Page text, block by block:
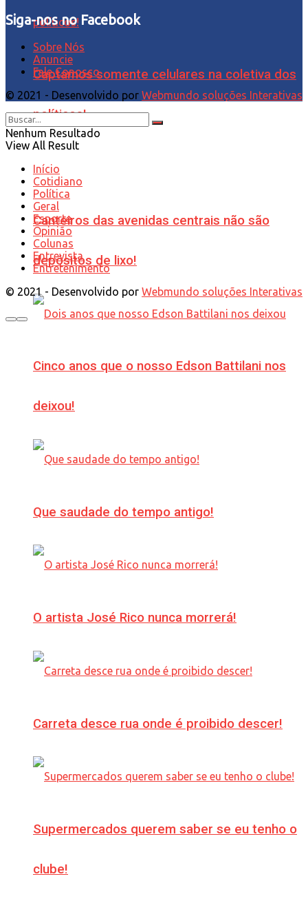
Captamos somente celulares na coletiva dos
políticos!
Canteiros das avenidas centrais não são
depósitos de lixo!
Cinco anos que o nosso Edson Battilani nos
deixou!
Que saudade do tempo antigo!
O artista José Rico nunca morrerá!
Carreta desce rua onde é proibido descer!
Supermercados querem saber se eu tenho o
clube!
Siga-nos no Facebook
Sobre Nós
Anuncie
Fale Conosco
© 2021 - Desenvolvido por Webmundo soluções Interativas
Nenhum Resultado
View All Result
Início
Cotidiano
Política
Geral
Esporte
Opinião
Colunas
Entrevista
Entretenimento
© 2021 - Desenvolvido por Webmundo soluções Interativas